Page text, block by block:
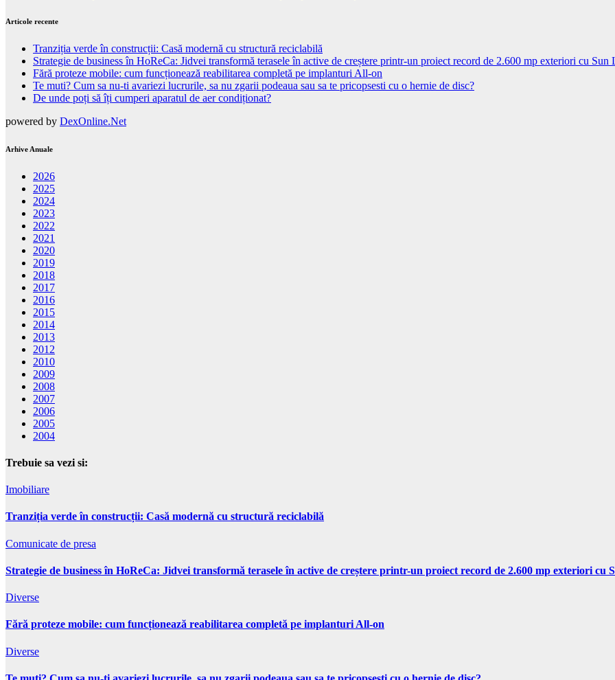
Articole recente
Tranziția verde în construcții: Casă modernă cu structură reciclabilă
Strategie de business în HoReCa: Jidvei transformă terasele în active de creștere printr-un proiect record de 2.600 mp exteriori cu Sun
Fără proteze mobile: cum funcționează reabilitarea completă pe implanturi All-on
Te muti? Cum sa nu-ti avariezi lucrurile, sa nu zgarii podeaua sau sa te pricopsesti cu o hernie de disc?
De unde poți să îți cumperi aparatul de aer condiționat?
powered by DexOnline.Net
Arhive Anuale
2026
2025
2024
2023
2022
2021
2020
2019
2018
2017
2016
2015
2014
2013
2012
2010
2009
2008
2007
2006
2005
2004
Trebuie sa vezi si:
Imobiliare
Tranziția verde în construcții: Casă modernă cu structură reciclabilă
Comunicate de presa
Strategie de business în HoReCa: Jidvei transformă terasele în active de creștere printr-un proiect record de 2.600 mp exteriori cu
Diverse
Fără proteze mobile: cum funcționează reabilitarea completă pe implanturi All-on
Diverse